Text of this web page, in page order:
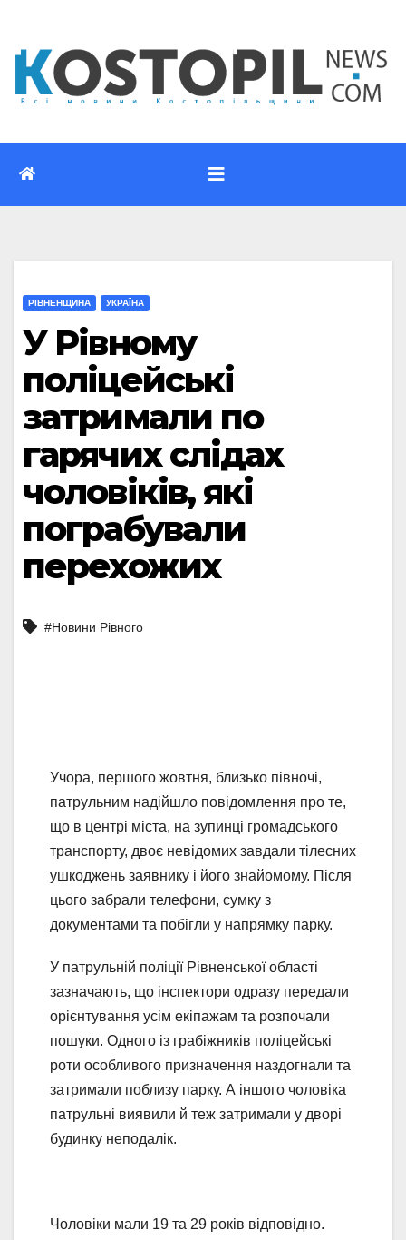
вмісту
РІВНЕНЩИНА УКРАЇНА
У Рівному
поліцейські
затримали по
гарячих слідах
чоловіків, які
пограбували
перехожих
#Новини Рівного
Учора, першого жовтня, близько півночі,
патрульним надійшло повідомлення про те,
що в центрі міста, на зупинці громадського
транспорту, двоє невідомих завдали тілесних
ушкоджень заявнику і його знайомому. Після
цього забрали телефони, сумку з
документами та побігли у напрямку парку.
У патрульній поліції Рівненської області
зазначають, що інспектори одразу передали
орієнтування усім екіпажам та розпочали
пошуки. Одного із грабіжників поліцейські
роти особливого призначення наздогнали та
затримали поблизу парку. А іншого чоловіка
патрульні виявили й теж затримали у дворі
будинку неподалік.
Чоловіки мали 19 та 29 років відповідно.